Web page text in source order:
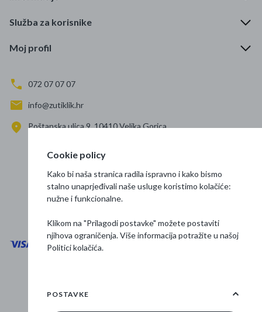
Najpopularniji proizvodi
Roba s greškom
Služba za korisnike
Moj profil
072 07 07 07
info@zutiklik.hr
Poštanska ulica 9, 10410 Velika Gorica
Prati nas
Osnovne informacije
Cookie policy
Kako bi naša stranica radila ispravno i kako bismo
stalno unaprjeđivali naše usluge koristimo kolačiće:
nužne i funkcionalne.
Klikom na "Prilagodi postavke" možete postaviti
njihova ograničenja. Više informacija potražite u našoj
Politici kolačića.
POSTAVKE